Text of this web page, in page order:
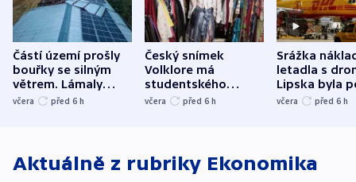
Částí území prošly
bouřky se silným
větrem. Lámaly
stromy a poničily
včera před 6 h
Český snímek
Volklore má
studentského
Oscara, zabojuje o
včera před 6 h
Srážka
letadla s
Lipska byla
německého
včera před 6 h
Aktuálně z rubriky Ekonomika